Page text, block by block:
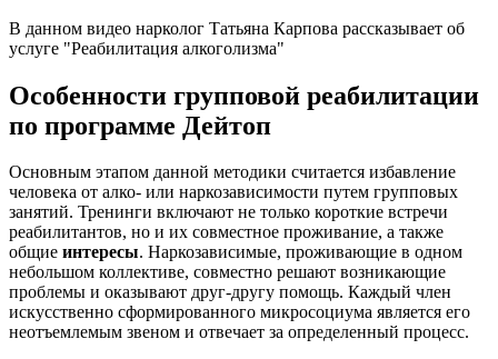
В данном видео нарколог Татьяна Карпова рассказывает об
услуге "Реабилитация алкоголизма"
Особенности групповой реабилитации
по программе Дейтоп
Основным этапом данной методики считается избавление
человека от алко- или наркозависимости путем групповых
занятий. Тренинги включают не только короткие встречи
реабилитантов, но и их совместное проживание, а также
общие интересы. Наркозависимые, проживающие в одном
небольшом коллективе, совместно решают возникающие
проблемы и оказывают друг-другу помощь. Каждый член
искусственно сформированного микросоциума является его
неотъемлемым звеном и отвечает за определенный процесс.